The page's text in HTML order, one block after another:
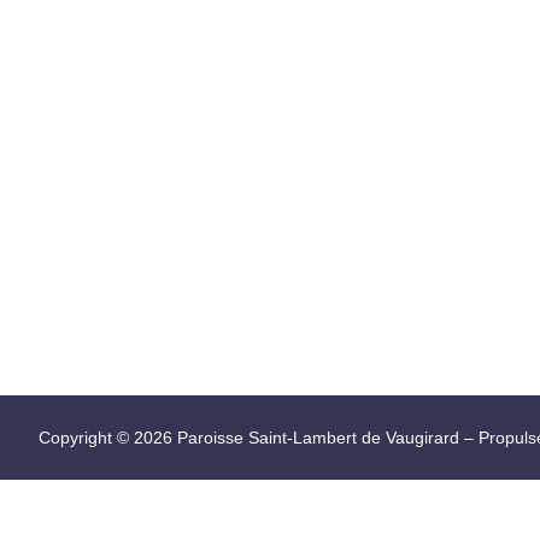
Copyright © 2026 Paroisse Saint-Lambert de Vaugirard –